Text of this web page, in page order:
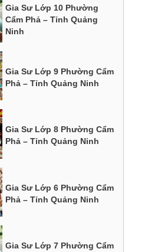
Gia Sư Lớp 10 Phường
Cẩm Phả – Tỉnh Quảng
Ninh
Gia Sư Lớp 9 Phường Cẩm
Phả – Tỉnh Quảng Ninh
Gia Sư Lớp 8 Phường Cẩm
Phả – Tỉnh Quảng Ninh
Gia Sư Lớp 6 Phường Cẩm
Phả – Tỉnh Quảng Ninh
Gia Sư Lớp 7 Phường Cẩm